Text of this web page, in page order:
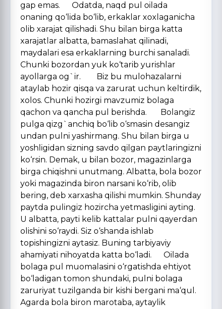
gap emas. Odatda, naqd pul oilada
onaning qo‘lida bo‘lib, erkaklar xoxlaganicha
olib xarajat qilishadi. Shu bilan birga katta
xarajatlar albatta, bamaslahat qilinadi,
maydalari esa erkaklarning burchi sanaladi.
Chunki bozordan yuk ko‘tarib yurishlar
ayollarga og`ir. Biz bu mulohazalarni
ataylab hozir qisqa va zarurat uchun keltirdik,
xolos. Chunki hozirgi mavzumiz bolaga
qachon va qancha pul berishda. Bolangiz
pulga qizg`anchiq bo‘lib o‘smasin desangiz
undan pulni yashirmang. Shu bilan birga u
yoshligidan sizning savdo qilgan paytlaringizni
ko‘rsin. Demak, u bilan bozor, magazinlarga
birga chiqishni unutmang. Albatta, bola bozor
yoki magazinda biron narsani ko‘rib, olib
bering, deb xarxasha qilishi mumkin. Shunday
paytda pulingiz hozircha yetmasligini ayting.
U albatta, payti kelib kattalar pulni qayerdan
olishini so‘raydi. Siz o‘shanda ishlab
topishingizni aytasiz. Buning tarbiyaviy
ahamiyati nihoyatda katta bo‘ladi. Oilada
bolaga pul muomalasini o‘rgatishda ehtiyot
bo‘ladigan tomon shundaki, pulni bolaga
zaruriyat tuzilganda bir kishi bergani ma‘qul.
Agarda bola biron marotaba, aytaylik